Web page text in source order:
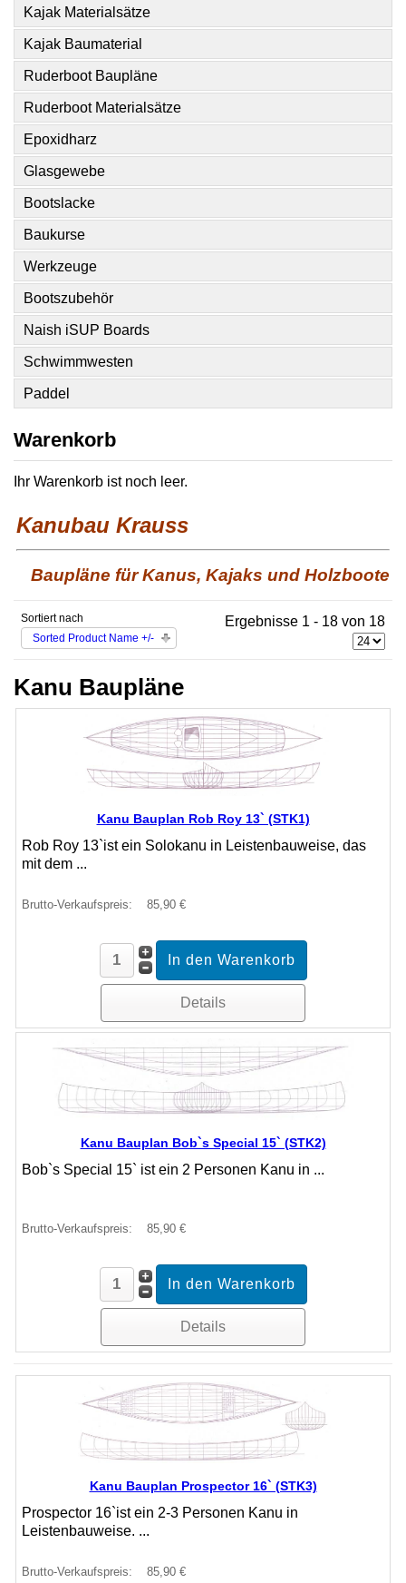
Kajak Materialsätze
Kajak Baumaterial
Ruderboot Baupläne
Ruderboot Materialsätze
Epoxidharz
Glasgewebe
Bootslacke
Baukurse
Werkzeuge
Bootszubehör
Naish iSUP Boards
Schwimmwesten
Paddel
Warenkorb
Ihr Warenkorb ist noch leer.
Kanubau Krauss
Baupläne für Kanus, Kajaks und Holzboote
Sortiert nach
Sorted Product Name +/-
Ergebnisse 1 - 18 von 18
Kanu Baupläne
Kanu Bauplan Rob Roy 13` (STK1)
Rob Roy 13`ist ein Solokanu in Leistenbauweise, das
mit dem ...
Brutto-Verkaufspreis: 85,90 €
Details
Kanu Bauplan Bob`s Special 15` (STK2)
Bob`s Special 15` ist ein 2 Personen Kanu in ...
Brutto-Verkaufspreis: 85,90 €
Details
Kanu Bauplan Prospector 16` (STK3)
Prospector 16`ist ein 2-3 Personen Kanu in
Leistenbauweise. ...
Brutto-Verkaufspreis: 85,90 €